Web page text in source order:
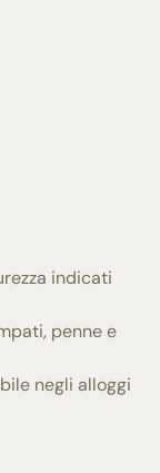
indicati
penne e
negli alloggi